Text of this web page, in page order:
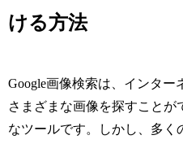
ける方法
Google画像検索は、インター
さまざまな画像を探すことが
なツールです。しかし、多く